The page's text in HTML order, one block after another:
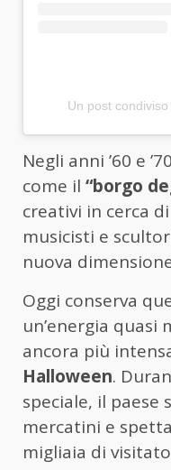
Un post
Negli anni ’60 e
come il “borgo
creativi in cerca
musicisti e
nuova
Oggi conserva
un’energia quasi
ancora più
Halloween.
speciale, il paese
mercatini e
migliaia di